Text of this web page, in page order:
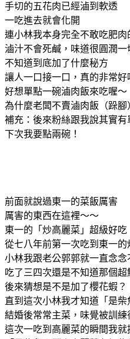
手切的五花肉已經滷到軟透
一吃進去就會化開
連小林我本身完全不敢吃肥肉
滷汁不會死鹹，味道很圓潤一
不知道到底加了什麼秘方
讓人一口接一口，真的非常好
好想單點一碗滷肉飯來吃喔～
為什麼老闆不賣滷肉飯（跺腳
補充：後來粉絲跟我說其實有
下次我要點兩碗！
前面就說過東一的菜飯厲害
厲害的東西在這裡～～
東一的「炒高麗菜」超級好吃
從七八年前第一次吃到東一的
小林我跟老公郭郭就一直念念
吃了三四次還是不知道那個超
後來猜想是不是加了櫻花蝦？
直到這次小林我才知道「是柴
結婚後常常主菜，味覺被訓練
這次一吃到高麗菜的瞬間我就